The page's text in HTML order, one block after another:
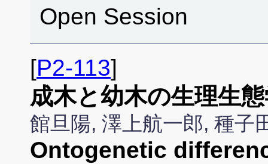
Open Session
[P2-113]
成木と幼木の生理生
館旦陽, 澤上航一郎, 種子
Ontogenetic